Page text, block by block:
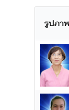
รูปภาพ